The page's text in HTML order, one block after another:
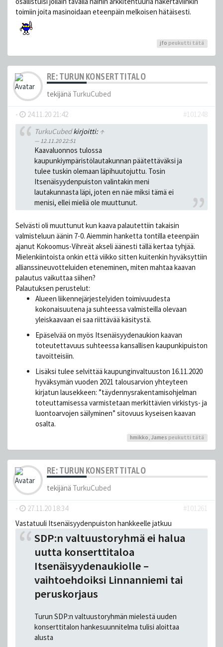
toimiin joita masinoidaan eteenpäin melkoisen hätäisesti.
jfo peukutti tätä
RE: TURUN KONSERTTITALO
tekijänä TurkuCubed
- 24.11.20 21:42
#101248
TurkuCubedkirjoitti: ↑
12.11.20 22:51
Kaavaluonnos tulossa
kaupunkiympäristölautakunnan päätettäväksi ja
tulee tuskin olemaan läpihuutojuttu. Tosin
Itsenäisyydenpuiston valintakin meni
lautakunnasta läpi, joten en näe miksi tämä ei
menisi, ellei mieliä ole muuttunut.
Selvästi oli muuttunut kun kaava palautettiin takaisin
valmisteluun äänin 7-0. Aiemmin hanketta tontilla eteenpäin
ajanut Kokoomus-Vihreät akseli äänesti tällä kertaa tyhjää.
Mielenkiintoista onkin että viikko sitten kuitenkin hyväksyttiin
allianssineuvotteluiden eteneminen, miten mahtaa kaavan
palautus vaikuttaa siihen?
Palautuksen perustelut:
Alueen liikennejärjestelyiden toimivuudesta
kokonaisuutena ja suhteessa valmisteilla olevaan
yleiskaavaan ei saa riittävää käsitystä.
Epäselvää on myös Itsenäisyydenaukion kaavan
toteutettavuus suhteessa kansallisen kaupunkipuiston
tavoitteisiin.
Lisäksi tulee selvittää kaupunginvaltuuston 16.11.2020
hyväksymän vuoden 2021 talousarvion yhteyteen
kirjatun lausekkeen: ”täydennysrakentamisohjelman
toteuttamisessa varmistetaan merkittävien virkistys- ja
luontoarvojen säilyminen” sitovuus kyseisen kaavan
osalta.
hmikko, James peukutti tätä
RE: TURUN KONSERTTITALO
tekijänä TurkuCubed
- 27.11.20 18:34
#101261
Vastatuuli Itsenäisyydenpuiston hankkeelle jatkuu
SDP:n valtuustoryhmä ei halua
uutta konserttitaloa
Itsenäisyydenaukiolle –
vaihtoehdoiksi Linnanniemi tai
peruskorjaus
Turun SDP:n valtuustoryhmän mielestä uuden
konserttitalon hankesuunnitelma tulisi aloittaa
alusta